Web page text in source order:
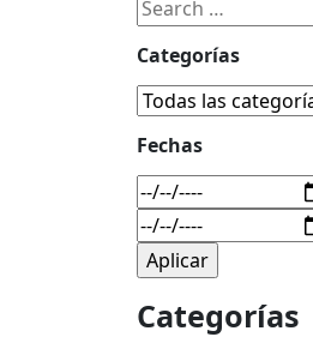
Categorías
Fechas
Categorías